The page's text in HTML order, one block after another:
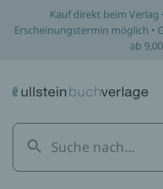
Kauf direkt beim Verlag
Erscheinungstermin möglich •
ab